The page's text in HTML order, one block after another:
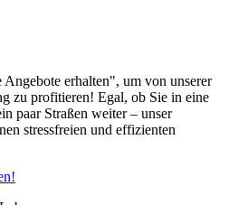
erhalten", um von unserer
zu profitieren! Egal, ob Sie in eine
paar Straßen weiter – unser
stressfreien und effizienten